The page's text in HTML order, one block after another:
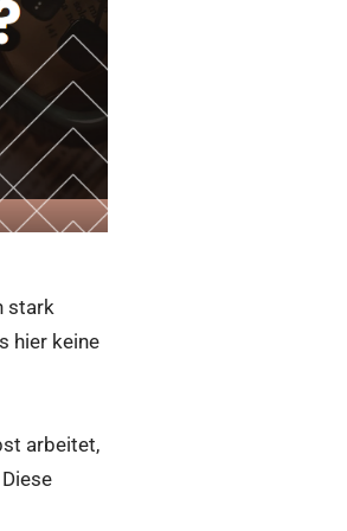
stark
hier keine
arbeitet,